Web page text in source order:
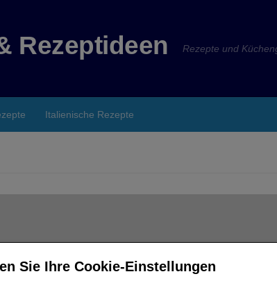
Rezeptideen Rezepte und
Italienische Rezepte
Sie Ihre Cookie-Einstellungen